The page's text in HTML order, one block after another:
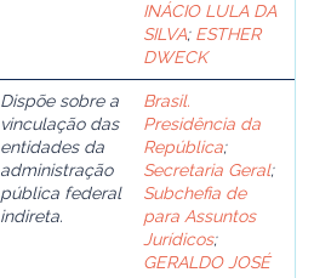
INÁCIO LULA DA
SILVA; ESTHER
DWECK
Dispõe sobre a
vinculação das
entidades da
administração
pública federal
indireta.
Brasil.
Presidência da
República;
Secretaria Geral;
Subchefia de
para Assuntos
Jurídicos;
GERALDO JOSÉ